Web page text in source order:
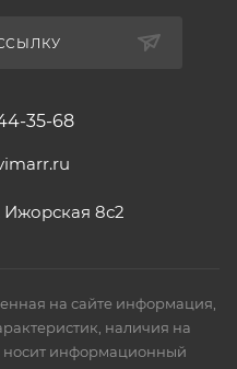
35-68
Ижорская 8с2
на сайте информация,
наличия на
носит информационный